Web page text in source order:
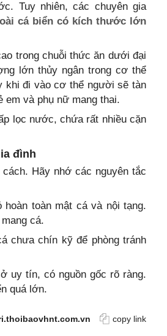
Tuy nhiên, các chuyên gia
cá biển có kích thước lớn
trong chuỗi thức ăn dưới đại
lớn thủy ngân trong cơ thể
khi đi vào cơ thể người sẽ tàn
em và phụ nữ mang thai.
lọc nước, chứa rất nhiều cặn
đình
Hãy nhớ các nguyên tắc
toàn mật cá và nội tạng.
cá.
chưa chín kỹ để phòng tránh
uy tín, có nguồn gốc rõ ràng.
quá lớn.
copy link